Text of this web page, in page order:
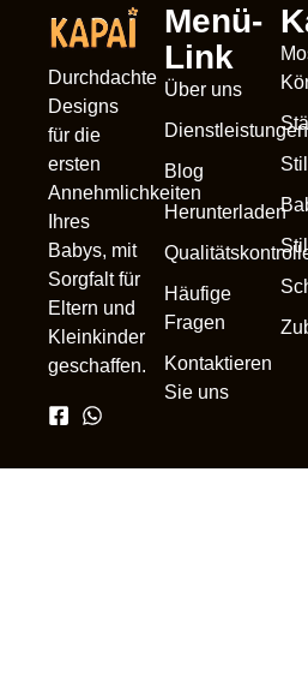
Durchdachte
Designs
für die
ersten
Annehmlichkeiten
Ihres
Babys, mit
Sorgfalt für
Eltern und
Kleinkinder
geschaffen.
Menü-
Link
Über uns
Dienstleistungen
Blog
Herunterladen
Häufige
Fragen
Kontaktieren
Sie uns